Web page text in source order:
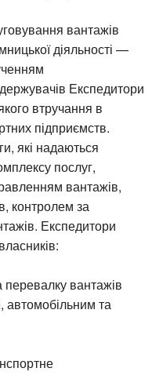
вантажів
діяльності —
Експедитори
втручання в
підприємств.
які надаються
послуг,
вантажів,
контролем за
Експедитори
вантажів
автомобільним та